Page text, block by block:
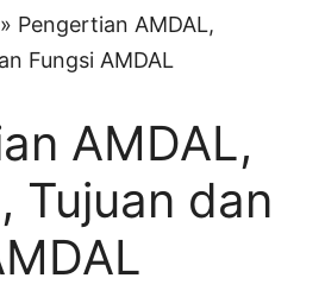
» Pengertian AMDAL,
Fungsi AMDAL
AMDAL,
Tujuan dan